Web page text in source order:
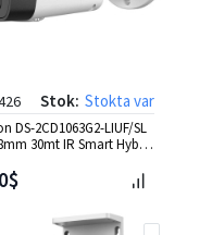
Stok: Stokta var
DS-2CD1063G2-LIUF/SL
30mt IR Smart Hybrid